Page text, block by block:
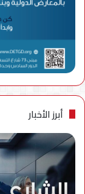
أبرز الأخبار
سامسونج
إلكترونيكس
مصر
تتعاون